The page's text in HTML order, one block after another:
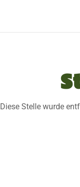
Diese Stelle wurde